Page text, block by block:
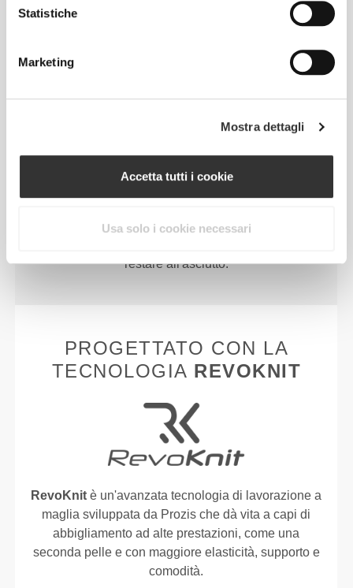
Statistiche
Marketing
Mostra dettagli
Accetta tutti i cookie
Usa solo i cookie necessari
Capi d'abbigliamento con punti di raffreddamento
strategici e aree di supporto mirate, per offrire
freschezza e comodità durante l'allenamento.
PIÙ DI QUANTO SEMBRI
Tecnologia delle fibre sviluppata appositamente con
restare all'asciutto.
PROGETTATO CON LA
TECNOLOGIA REVOKNIT
RevoKnit è un'avanzata tecnologia di lavorazione a
maglia sviluppata da Prozis che dà vita a capi di
abbigliamento ad alte prestazioni, come una
seconda pelle e con maggiore elasticità, supporto e
comodità.